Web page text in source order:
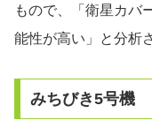
もので、「衛星カバ
能性が高い」と分析
みちびき5号機